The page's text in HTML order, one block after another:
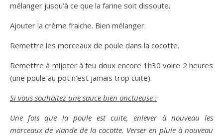
mélanger jusqu’à ce que la farine soit dissoute.
Ajouter la crème fraiche. Bien mélanger.
Remettre les morceaux de poule dans la cocotte.
Remettre à mijoter à feu doux encore 1h30 voire 2 heures
(une poule au pot n’est jamais trop cuite).
Si vous souhaitez une sauce bien onctueuse :
Une fois que la poule est cuite, enlever à nouveau les
morceaux de viande de la cocotte. Verser en pluie à nouveau